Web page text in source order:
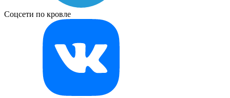
Соцсети по кровле